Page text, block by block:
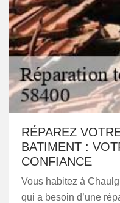
RÉPAREZ
BATIMENT :
CONFIANCE
Vous habitez à
qui a besoin d’une